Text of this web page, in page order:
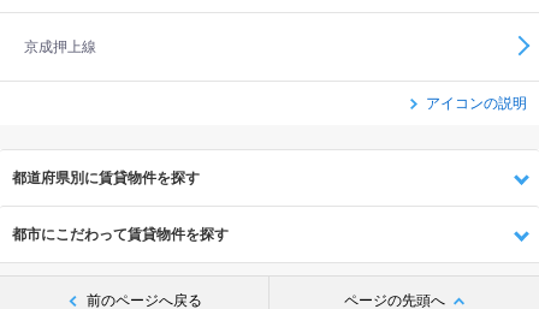
京成押上線
アイコンの説明
都道府県別に賃貸物件を探す
都市にこだわって賃貸物件を探す
前のページへ戻る ページの先頭へ